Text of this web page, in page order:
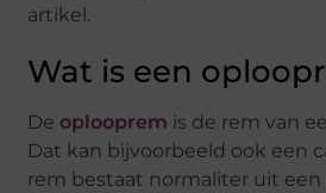
artikel.
Wat is een
Deoplooprem is de rem van
Dat kan bijvoorbeeld ook een
rem bestaat normaliter uit